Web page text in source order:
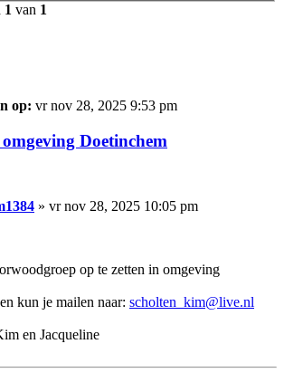
1 van 1
op: vr nov 28, 2025 9:53 pm
Doetinchem
» vr nov 28, 2025 10:05 pm
op te zetten in omgeving
kun je mailen naar: scholten_kim@live.nl
en Jacqueline